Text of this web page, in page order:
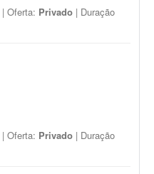
| Oferta: Privado | Duração
| Oferta: Privado | Duração